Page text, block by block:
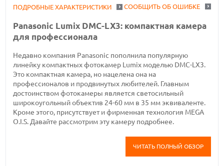
СООБЩИТЬ ОБ ОШИБКЕ
ПОДРОБНЫЕ ХАРАКТЕРИСТИКИ
Panasonic Lumix DMC-LX3: компактная камера
для профессионала
Недавно компания Panasonic пополнила популярную
линейку компактных фотокамер Lumix моделью DMC-LX3.
Это компактная камера, но нацелена она на
профессионалов и продвинутых любителей. Главным
достоинством фотокамеры является светосильный
широкоугольный объектив 24-60 мм в 35 мм эквиваленте.
Кроме этого, присутствует и фирменная технология MEGA
O.I.S. Давайте рассмотрим эту камеру подробнее.
ЧИТАТЬ ПОЛНЫЙ ОБЗОР